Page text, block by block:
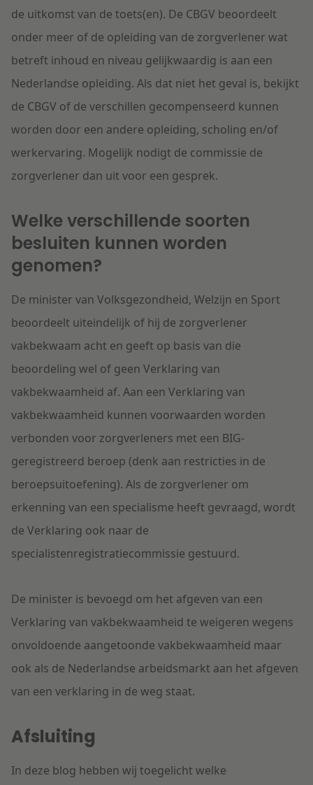
de uitkomst van de toets(en). De CBGV beoordeelt
onder meer of de opleiding van de zorgverlener wat
betreft inhoud en niveau gelijkwaardig is aan een
Nederlandse opleiding. Als dat niet het geval is, bekijkt
de CBGV of de verschillen gecompenseerd kunnen
worden door een andere opleiding, scholing en/of
werkervaring. Mogelijk nodigt de commissie de
zorgverlener dan uit voor een gesprek.
Welke verschillende soorten
besluiten kunnen worden
genomen?
De minister van Volksgezondheid, Welzijn en Sport
beoordeelt uiteindelijk of hij de zorgverlener
vakbekwaam acht en geeft op basis van die
beoordeling wel of geen Verklaring van
vakbekwaamheid af. Aan een Verklaring van
vakbekwaamheid kunnen voorwaarden worden
verbonden voor zorgverleners met een BIG-
geregistreerd beroep (denk aan restricties in de
beroepsuitoefening). Als de zorgverlener om
erkenning van een specialisme heeft gevraagd, wordt
de Verklaring ook naar de
specialistenregistratiecommissie gestuurd.
De minister is bevoegd om het afgeven van een
Verklaring van vakbekwaamheid te weigeren wegens
onvoldoende aangetoonde vakbekwaamheid maar
ook als de Nederlandse arbeidsmarkt aan het afgeven
van een verklaring in de weg staat.
Afsluiting
In deze blog hebben wij toegelicht welke